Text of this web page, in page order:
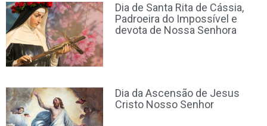
Dia de Santa Rita de Cássia,
Padroeira do Impossível e
devota de Nossa Senhora
Dia da Ascensão de Jesus
Cristo Nosso Senhor